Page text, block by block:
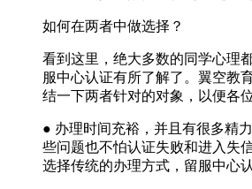
如何在两者中做选择？
看到这里，绝大多数的同学心理
服中心认证有所了解了。翼空教
结一下两者针对的对象，以便各
● 办理时间充裕，并且有很多精
些问题也不怕认证失败和进入失
选择传统的办理方式，留服中心认